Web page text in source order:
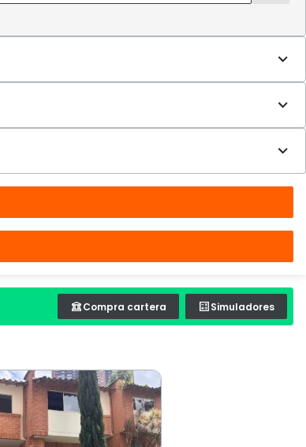
Compra cartera Simuladores